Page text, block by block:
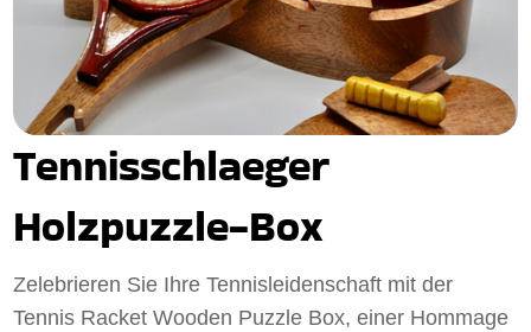
Tennisschlaeger
Holzpuzzle-Box
Zelebrieren Sie Ihre Tennisleidenschaft mit der
Tennis Racket Wooden Puzzle Box, einer Hommage